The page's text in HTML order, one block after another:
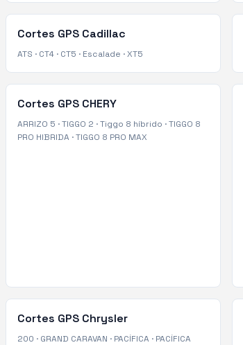
Cortes GPS Cadillac
ATS · CT4 · CT5 · Escalade ·XT5
Cortes GPS CHERY
ARRIZO 5 ·TIGGO 2 ·Tiggo 8 híbrido ·TIGGO 8
PRO HIBRIDA ·TIGGO 8 PRO MAX
Cortes GPS Chrysler
200 · GRAND CARAVAN · PACÍFICA · PACÍFICA